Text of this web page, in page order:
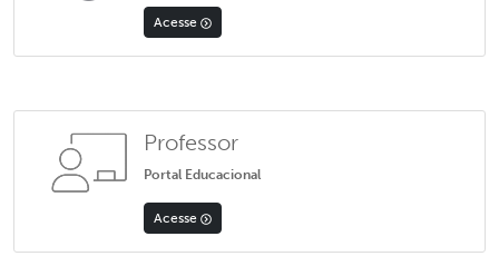
Acesse
Professor
Portal Educacional
Acesse